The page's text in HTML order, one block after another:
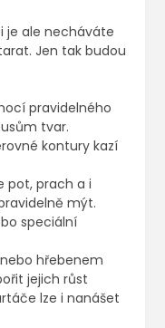
je ale necháváte
Jen tak budou
pravidelného
tvar.
kontury kazí
pot, prach a i
mýt.
speciální
hřebenem
jejich růst
lze i nanášet